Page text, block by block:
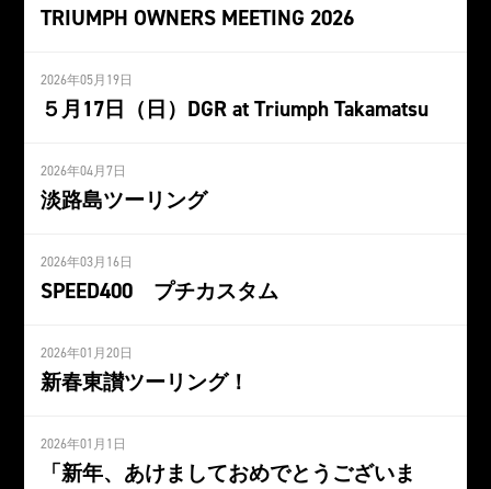
TRIUMPH OWNERS MEETING 2026
2026年05月19日
５月17日（日）DGR at Triumph Takamatsu
2026年04月7日
淡路島ツーリング
2026年03月16日
SPEED400 プチカスタム
2026年01月20日
新春東讃ツーリング！
2026年01月1日
「新年、あけましておめでとうございま